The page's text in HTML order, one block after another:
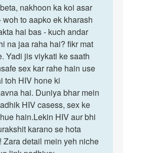
nakhoon ka koi asar
woh to aapko ek kharash
hai bas - kuch andar
na jaa raha hai? fikr mat
Yadi jis viykati ke saath
sex kar rahe hain use
toh HIV hone ki
hai. Duniya bhar mein
HIV casess, sex ke
hain.Lekin HIV aur bhi
karano se hota
Zara detail mein yeh niche